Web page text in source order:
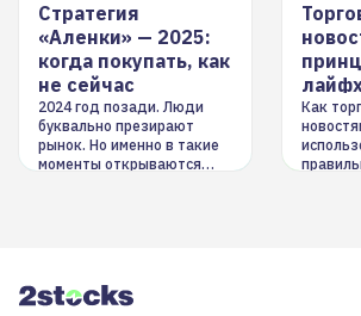
Стратегия
«Аленки» — 2025:
когда покупать, как
не сейчас
2024 год позади. Люди
буквально презирают
рынок. Но именно в такие
моменты открываются
Как